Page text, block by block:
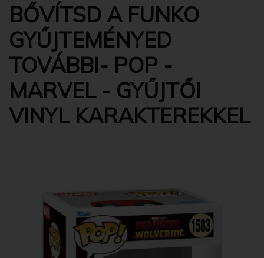
BŐVÍTSD A FUNKO
GYŰJTEMÉNYED
TOVÁBBI- POP -
MARVEL - GYŰJTŐI
VINYL KARAKTEREKKEL